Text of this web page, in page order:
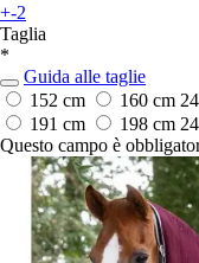
+-2
Taglia
*
Guida alle taglie
152 cm
160 cm
191 cm
198 cm
Questo campo è